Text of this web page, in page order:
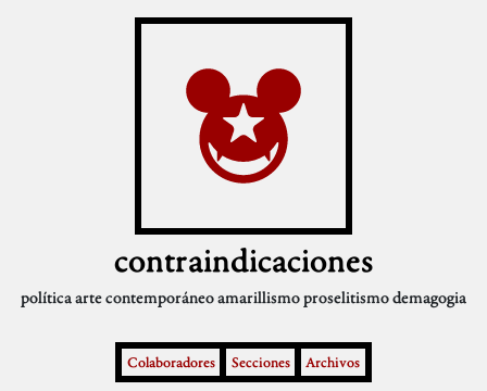
contraindicaciones
políticaarte contemporáneoamarillismoproselitismodemagogia
Colaboradores Secciones Archivos